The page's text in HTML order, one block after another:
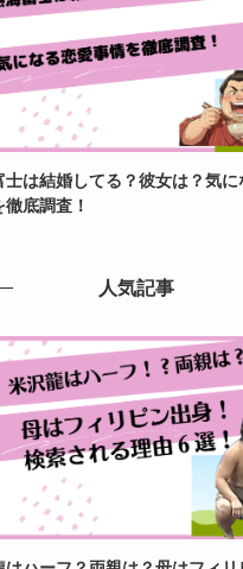
士は結婚してる？彼女は？気に
底調査！
人気記事